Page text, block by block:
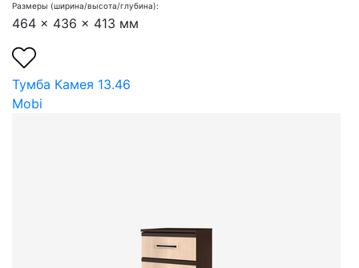
Размеры (ширина/высота/глубина):
464 x 436 x 413 мм
Тумба Камея 13.46
Mobi